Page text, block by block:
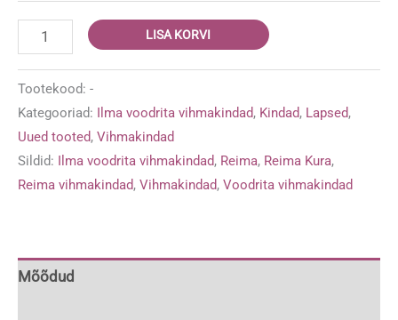
Reima
Kura
vihmakindad
LISA KORVI
Tootekood: -
Kategooriad: Ilma voodrita vihmakindad, Kindad, Lapsed,
Uued tooted, Vihmakindad
Sildid: Ilma voodrita vihmakindad, Reima, Reima Kura,
Reima vihmakindad, Vihmakindad, Voodrita vihmakindad
Mõõdud